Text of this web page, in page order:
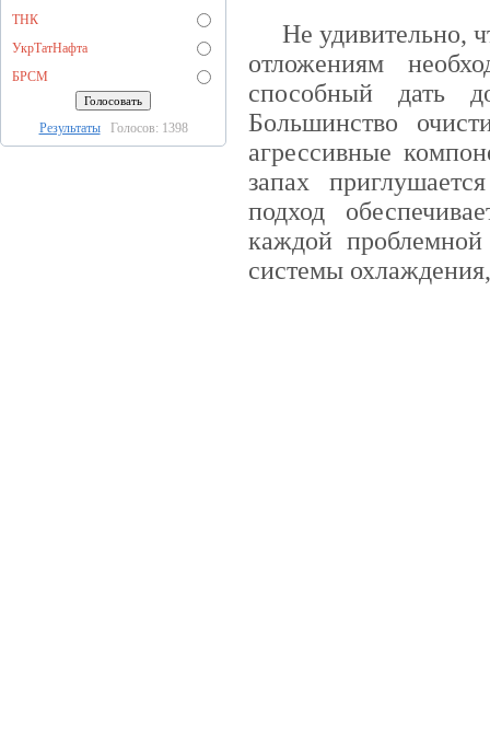
ТНК
УкрТатНафта
БРСМ
РезультатыГолосов: 1398
Не удивительно,
отложениям
способный дать
Большинство
агрессивные
запах
подход
каждой
системы